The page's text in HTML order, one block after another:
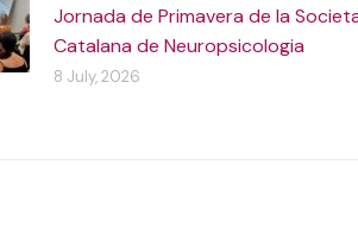
Jornada de Primavera de la
Catalana de Neuropsicologia
8 July, 2026